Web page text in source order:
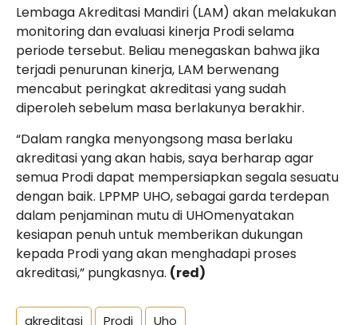
Lembaga Akreditasi Mandiri (LAM) akan melakukan
monitoring dan evaluasi kinerja Prodi selama
periode tersebut. Beliau menegaskan bahwa jika
terjadi penurunan kinerja, LAM berwenang
mencabut peringkat akreditasi yang sudah
diperoleh sebelum masa berlakunya berakhir.
“Dalam rangka menyongsong masa berlaku
akreditasi yang akan habis, saya berharap agar
semua Prodi dapat mempersiapkan segala sesuatu
dengan baik. LPPMP UHO, sebagai garda terdepan
dalam penjaminan mutu di UHOmenyatakan
kesiapan penuh untuk memberikan dukungan
kepada Prodi yang akan menghadapi proses
akreditasi,” pungkasnya. (red)
akreditasi Prodi Uho